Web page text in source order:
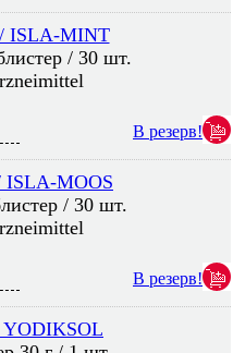
MINT
/ 30 шт.
В резерв!
MOOS
/ 30 шт.
В резерв!